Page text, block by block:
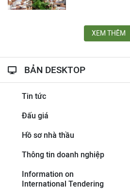
XEM THÊM
BẢN DESKTOP
Tin tức
Đấu giá
Hồ sơ nhà thầu
Thông tin doanh nghiệp
Information on
International Tendering